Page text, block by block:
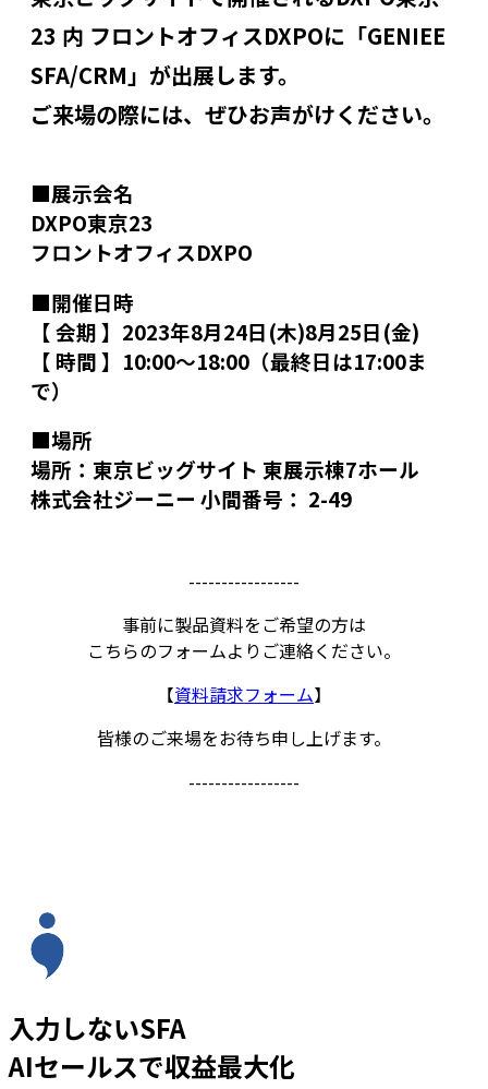
23 内 フロントオフィスDXPOに「GENIEE
SFA/CRM」が出展します。
ご来場の際には、ぜひお声がけください。
■展示会名
DXPO東京23
フロントオフィスDXPO
■開催日時
【 会期 】 2023年8月24日(木)8月25日(金)
【 時間 】 10:00～18:00（最終日は17:00ま
で）
■場所
場所： 東京ビッグサイト 東展示棟7ホール
株式会社ジーニー 小間番号： 2-49
-----------------
事前に製品資料をご希望の方は
こちらのフォームよりご連絡ください。
【資料請求フォーム】
皆様のご来場をお待ち申し上げます。
-----------------
入力しないSFA
AIセールスで収益最大化